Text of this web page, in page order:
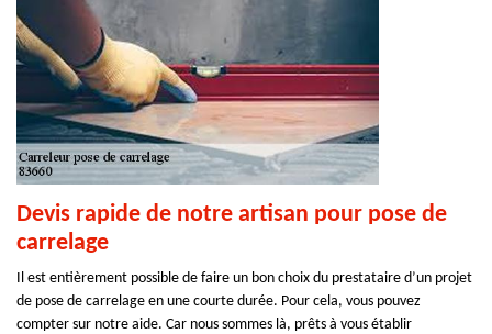
Devis rapide de notre artisan pour pose de
carrelage
Il est entièrement possible de faire un bon choix du prestataire d’un projet
de pose de carrelage en une courte durée. Pour cela, vous pouvez
compter sur notre aide. Car nous sommes là, prêts à vous établir